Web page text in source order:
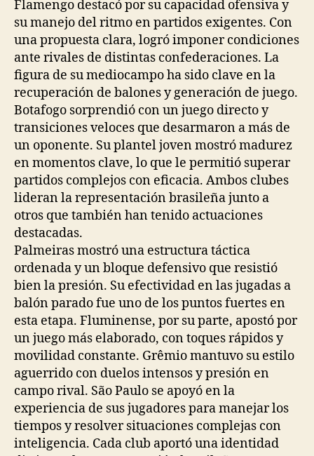
Flamengo destacó por su capacidad ofensiva y
su manejo del ritmo en partidos exigentes. Con
una propuesta clara, logró imponer condiciones
ante rivales de distintas confederaciones. La
figura de su mediocampo ha sido clave en la
recuperación de balones y generación de juego.
Botafogo sorprendió con un juego directo y
transiciones veloces que desarmaron a más de
un oponente. Su plantel joven mostró madurez
en momentos clave, lo que le permitió superar
partidos complejos con eficacia. Ambos clubes
lideran la representación brasileña junto a
otros que también han tenido actuaciones
destacadas.
Palmeiras mostró una estructura táctica
ordenada y un bloque defensivo que resistió
bien la presión. Su efectividad en las jugadas a
balón parado fue uno de los puntos fuertes en
esta etapa. Fluminense, por su parte, apostó por
un juego más elaborado, con toques rápidos y
movilidad constante. Grêmio mantuvo su estilo
aguerrido con duelos intensos y presión en
campo rival. São Paulo se apoyó en la
experiencia de sus jugadores para manejar los
tiempos y resolver situaciones complejas con
inteligencia. Cada club aportó una identidad